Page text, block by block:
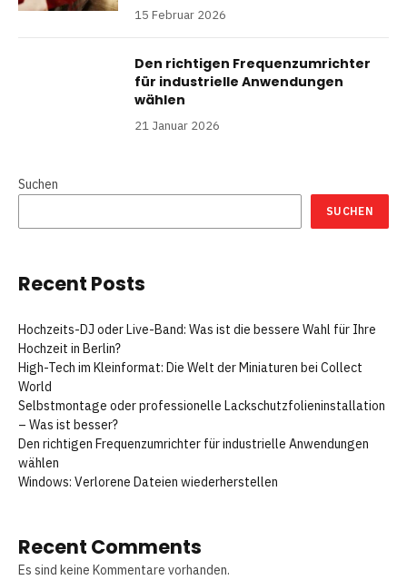
15 Februar 2026
Den richtigen Frequenzumrichter
für industrielle Anwendungen
wählen
21 Januar 2026
Suchen
SUCHEN
Recent Posts
Hochzeits-DJ oder Live-Band: Was ist die bessere Wahl für Ihre
Hochzeit in Berlin?
High-Tech im Kleinformat: Die Welt der Miniaturen bei Collect
World
Selbstmontage oder professionelle Lackschutzfolieninstallation
– Was ist besser?
Den richtigen Frequenzumrichter für industrielle Anwendungen
wählen
Windows: Verlorene Dateien wiederherstellen
Recent Comments
Es sind keine Kommentare vorhanden.